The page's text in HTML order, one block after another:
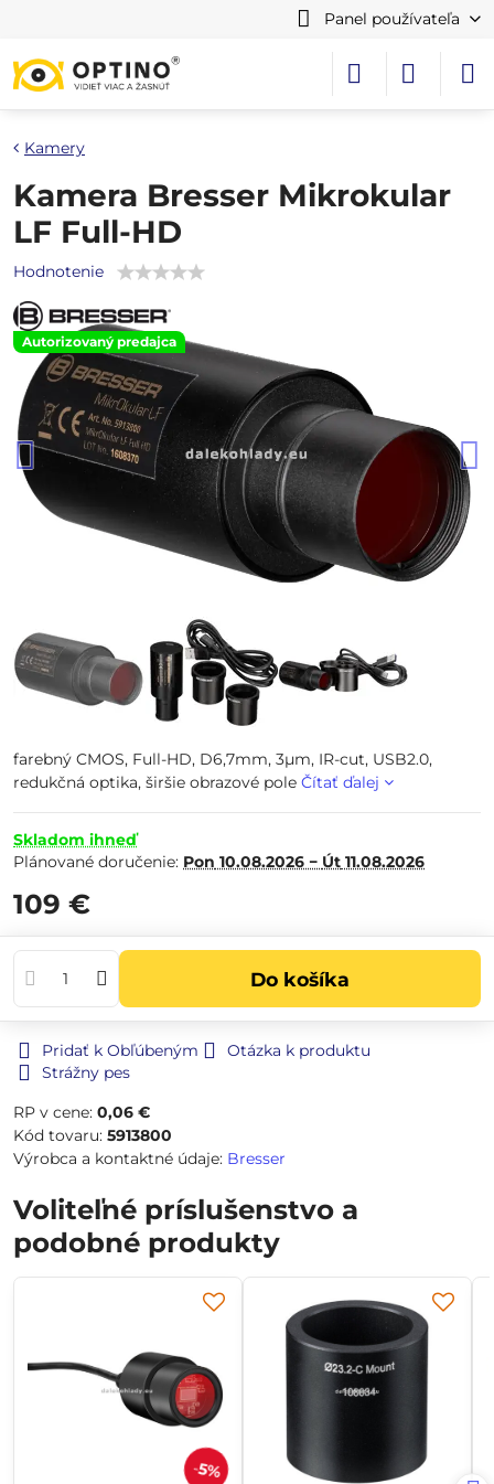
Panel používateľa
Autorizovaný predajca
Kamery
Kamera Bresser Mikrokular
LF Full-HD
Hodnotenie
farebný CMOS, Full-HD, D6,7mm, 3µm, IR-cut, USB2.0,
redukčná optika, širšie obrazové pole Čítať ďalej
Skladom ihneď
Plánované doručenie: Pon 10.08.2026 − Út 11.08.2026
109 €
Do košíka
Pridať k Obľúbeným
Otázka k produktu
Strážny pes
RP v cene: 0,06 €
Kód tovaru: 5913800
Výrobca a kontaktné údaje: Bresser
Voliteľné príslušenstvo a
podobné produkty
5%